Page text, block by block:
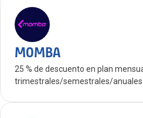
MOMBA
25 % de descuento en plan
trimestrales/semestrales/anuales